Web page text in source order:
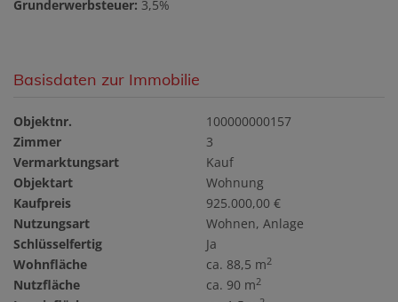
Grunderwerbsteuer: 3,5%
Basisdaten zur Immobilie
Objektnr.
100000000157
Zimmer
3
Vermarktungsart
Kauf
Objektart
Wohnung
Kaufpreis
925.000,00 €
Nutzungsart
Wohnen Anlage
Schlüsselfertig
Ja
Wohnfläche
ca. 88,5 m2
Nutzfläche ca. 90 m2